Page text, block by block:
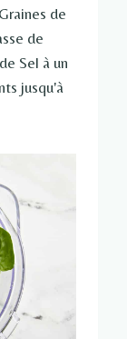
de
de
Sel à un
jusqu'à